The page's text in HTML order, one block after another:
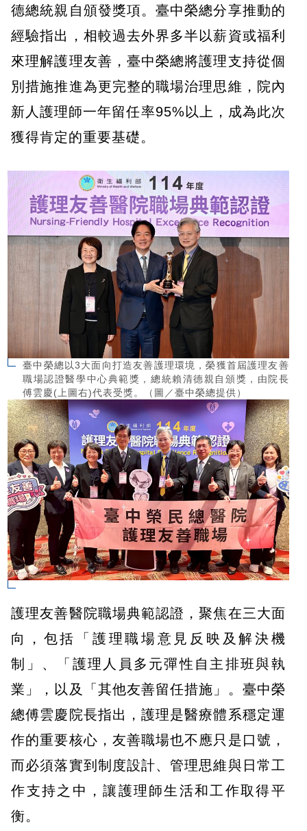
德總統親自頒發獎項。臺中榮總分享推動的
經驗指出，相較過去外界多半以薪資或福利
來理解護理友善，臺中榮總將護理支持從個
別措施推進為更完整的職場治理思維，院內
新人護理師一年留任率95%以上，成為此次
獲得肯定的重要基礎。
臺中榮總以3大面向打造友善護理環境，榮獲首屆護理友善
職場認證醫學中心典範獎，總統賴清德親自頒獎，由院長
傅雲慶(上圖右)代表受獎。（圖／臺中榮總提供）
護理友善醫院職場典範認證，聚焦在三大面
向，包括「護理職場意見反映及解決機
制」、「護理人員多元彈性自主排班與執
業」，以及「其他友善留任措施」。臺中榮
總傅雲慶院長指出，護理是醫療體系穩定運
作的重要核心，友善職場也不應只是口號，
而必須落實到制度設計、管理思維與日常工
作支持之中，讓護理師生活和工作取得平
衡。